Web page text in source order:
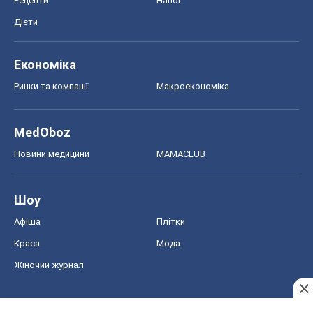
Дієти
Економіка
Ринки та компанії Макроекономіка
MedOboz
Новини медицини MAMACLUB
Шоу
Афіша Плітки
Краса Мода
Жіночий журнал